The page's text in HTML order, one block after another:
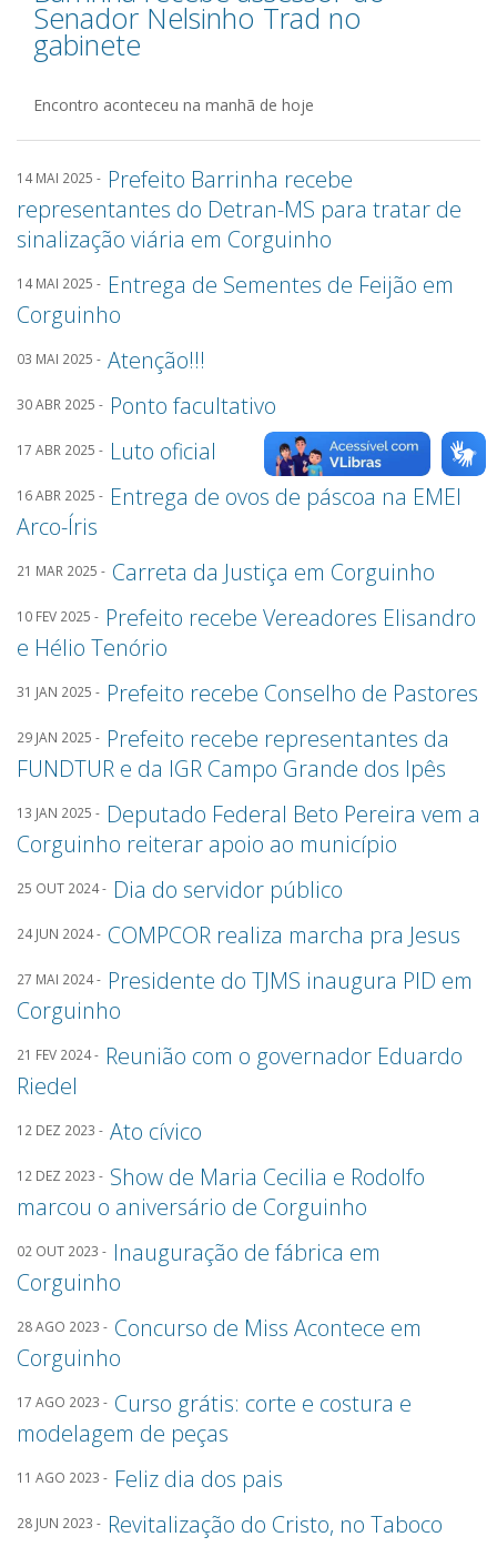
Senador Nelsinho Trad no
gabinete
Encontro aconteceu na manhã de hoje
14 MAI 2025 - Prefeito Barrinha recebe
representantes do Detran-MS para tratar de
sinalização viária em Corguinho
14 MAI 2025 - Entrega de Sementes de Feijão em
Corguinho
03 MAI 2025 - Atenção!!!
30 ABR 2025 - Ponto facultativo
17 ABR 2025 - Luto oficial
16 ABR 2025 - Entrega de ovos de páscoa na EMEI
Arco-Íris
21 MAR 2025 - Carreta da Justiça em Corguinho
10 FEV 2025 - Prefeito recebe Vereadores Elisandro
e Hélio Tenório
31 JAN 2025 - Prefeito recebe Conselho de Pastores
29 JAN 2025 - Prefeito recebe representantes da
FUNDTUR e da IGR Campo Grande dos Ipês
13 JAN 2025 - Deputado Federal Beto Pereira vem a
Corguinho reiterar apoio ao município
25 OUT 2024 - Dia do servidor público
24 JUN 2024 - COMPCOR realiza marcha pra Jesus
27 MAI 2024 - Presidente do TJMS inaugura PID em
Corguinho
21 FEV 2024 - Reunião com o governador Eduardo
Riedel
12 DEZ 2023 - Ato cívico
12 DEZ 2023 - Show de Maria Cecilia e Rodolfo
marcou o aniversário de Corguinho
02 OUT 2023 - Inauguração de fábrica em
Corguinho
28 AGO 2023 - Concurso de Miss Acontece em
Corguinho
17 AGO 2023 - Curso grátis: corte e costura e
modelagem de peças
11 AGO 2023 - Feliz dia dos pais
28 JUN 2023 - Revitalização do Cristo, no Taboco